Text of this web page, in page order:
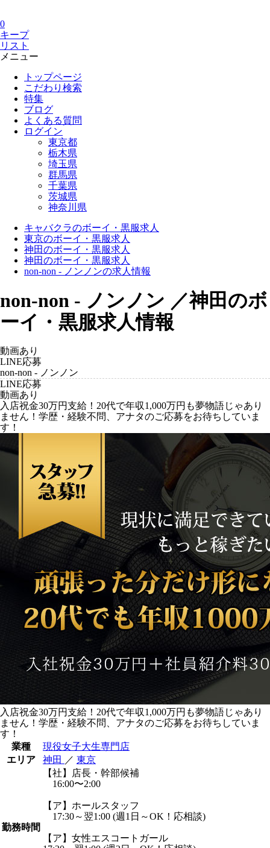
0
キープ
リスト
メニュー
トップページ
こだわり検索
特集
ブログ
よくある質問
ログイン
東京都
栃木県
埼玉県
群馬県
千葉県
茨城県
神奈川県
キャバクラのボーイ・黒服求人
東京のボーイ・黒服求人
神田のボーイ・黒服求人
神田のボーイ・黒服求人
non-non - ノンノンの求人情報
non-non - ノンノン ／神田のボ
ーイ・黒服求人情報
動画あり
LINE応募
non-non - ノンノン
LINE応募
動画あり
入店祝金30万円支給！20代で年収1,000万円も夢物語じゃあり
ません！学歴・経験不問、アナタのご応募をお待ちしていま
す！
入店祝金30万円支給！20代で年収1,000万円も夢物語じゃあり
ません！学歴・経験不問、アナタのご応募をお待ちしていま
す！
業種
現役女子大生専門店
エリア
神田 ／ 東京
勤務時間
【社】店長・幹部候補
16:00〜2:00
【ア】ホールスタッフ
17:30～翌1:00 (週1日～OK！応相談)
【ア】女性エスコートガール